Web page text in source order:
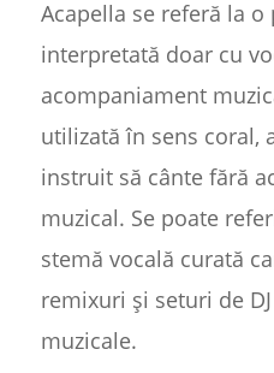
Acapella se referă la o
interpretată doar cu
acompaniament
utilizată în sens coral,
instruit să cânte fără
muzical. Se poate
stemă vocală curată
remixuri și seturi de
muzicale.